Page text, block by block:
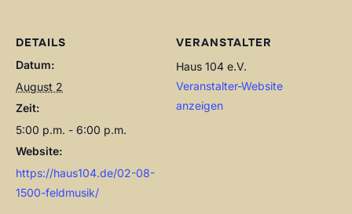
DETAILS
Datum:
August 2
Zeit:
5:00 p.m. - 6:00 p.m.
Website:
https://haus104.de/02-08-
1500-feldmusik/
VERANSTALTER
Haus 104 e.V.
Veranstalter-Website
anzeigen